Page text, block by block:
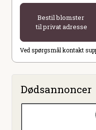
Bestil blomster
til privat adresse
Ved spørgsmål kontakt
Dødsannoncer